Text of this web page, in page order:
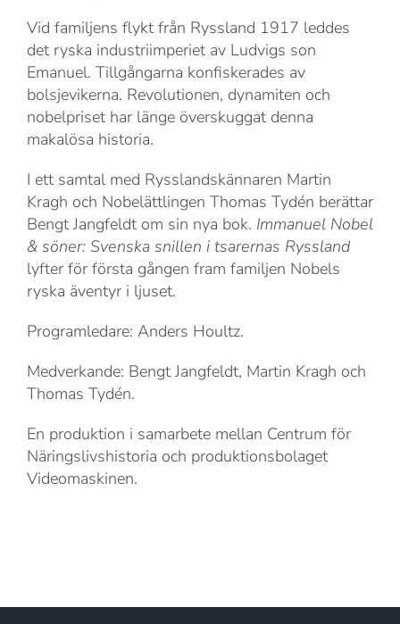
Vid familjens flykt från Ryssland 1917 leddes
det ryska industriimperiet av Ludvigs son
Emanuel. Tillgångarna konfiskerades av
bolsjevikerna. Revolutionen, dynamiten och
nobelpriset har länge överskuggat denna
makalösa historia.
I ett samtal med Rysslandskännaren Martin
Kragh och Nobelättlingen Thomas Tydén berättar
Bengt Jangfeldt om sin nya bok. Immanuel Nobel
& söner: Svenska snillen i tsarernas Ryssland
lyfter för första gången fram familjen Nobels
ryska äventyr i ljuset.
Programledare: Anders Houltz.
Medverkande: Bengt Jangfeldt, Martin Kragh och
Thomas Tydén.
En produktion i samarbete mellan Centrum för
Näringslivshistoria och produktionsbolaget
Videomaskinen.